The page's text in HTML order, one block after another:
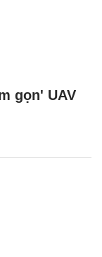
gọn' UAV